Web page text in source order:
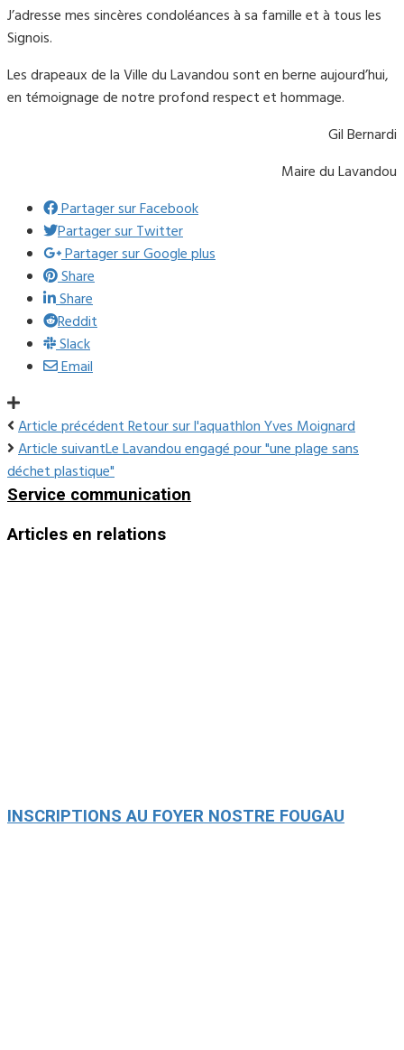
J’adresse mes sincères condoléances à sa famille et à tous les
Signois.
Les drapeaux de la Ville du Lavandou sont en berne aujourd’hui,
en témoignage de notre profond respect et hommage.
Gil Bernardi
Maire du Lavandou
Partager sur Facebook
Partager sur Twitter
Partager sur Google plus
Share
Share
Reddit
Slack
Email
Article précédentRetour sur l'aquathlon Yves Moignard
Article suivantLe Lavandou engagé pour "une plage sans
déchet plastique"
Service communication
Articles en relations
INSCRIPTIONS AU FOYER NOSTRE FOUGAU